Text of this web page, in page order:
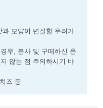
모양이 변질할 우려가
우, 본사 및 구매하신 온
않는 점 주의하시기 바
즈 등